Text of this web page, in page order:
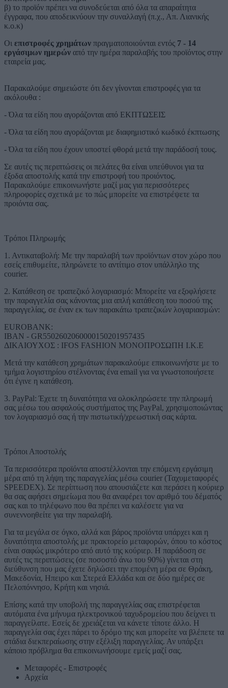
β) το προϊόν πρέπει να συνοδεύεται από όλα τα απαραίτητα
έγγραφα, που αποδεικνύουν την συναλλαγή (π.χ., Απ. Λιανικής
κ.ο.κ)
Οι επιστροφές χρημάτων πραγματοποιούνται εντός 7 - 14
εργάσιμων ημερών από την ημέρα παραλαβής του προϊόντος στην
εταιρεία μας.
Παρακαλούμε σημειώστε ότι δεν γίνονται επιστροφές για τα
ακόλουθα :
- Όλα τα είδη που αγοράζονται από ΕΚΠΤΩΣΕΙΣ
- Όλα τα είδη που αγοράζονται με διαφημιστικό κωδικό έκπτωσης
- Όλα τα είδη που έχουν υποστεί φθορά μετά την παράδοσή τους.
Σε αυτές τις περιπτώσεις οι πελάτες θα είναι υπεύθυνοι για τα
έξοδα αποστολής κατά την επιστροφή του προιόντος.
Παρακαλούμε επικοινωνήστε μαζί μας για περισσότερες
πληροφορίες σχετικά με το πώς μπορείτε να επιστρέψετε τα
προιόντα σας.
Τρόποι Πληρωμής
1. Αντικαταβολή: Με την παραλαβή των προϊόντων στον χώρο που
εσείς επιθυμείτε, πληρώνετε το αντίτιμο στον υπάλληλο της
courier.
2. Κατάθεση σε τραπεζικό λογαριασμό: Μπορείτε να εξοφλήσετε
την παραγγελία σας κάνοντας μια απλή κατάθεση του ποσού της
παραγγελίας, σε έναν εκ των παρακάτω τραπεζικών λογαριασμών:
EUROBANK:
IBAN - GR5502602060000150201957435
ΔΙΚΑΙΟΥΧΟΣ : IFOS FASHION ΜΟΝΟΠΡΟΣΩΠΗ Ι.Κ.Ε
Μετά την κατάθεση χρημάτων παρακαλούμε επικοινωνήστε με το
τμήμα λογιστηρίου στέλνοντας ένα email για να γνωστοποιήσετε
ότι έγινε η κατάθεση.
3. PayPal: Έχετε τη δυνατότητα να ολοκληρώσετε την πληρωμή
σας μέσω του ασφαλούς συστήματος της PayPal, χρησιμοποιώντας
τον λογαριασμό σας ή την πιστωτική/χρεωστική σας κάρτα.
Τρόποι Αποστολής
Τα περισσότερα προϊόντα αποστέλλονται την επόμενη εργάσιμη
μέρα από τη λήψη της παραγγελίας μέσω courier (Ταχυμεταφορές
SPEEDEX). Σε περίπτωση που απουσιάζετε και περάσει η κούριερ
θα σας αφήσει σημείωμα που θα αναφέρει τον αριθμό του δέματός
σας και το τηλέφωνο που θα πρέπει να καλέσετε για να
συνεννοηθείτε για την παραλαβή.
Για τα μεγάλα σε όγκο, αλλά και βάρος προϊόντα υπάρχει και η
δυνατότητα αποστολής με πρακτορείο μεταφορών, όπου το κόστος
είναι σαφώς μικρότερο από αυτό της κούριερ. Η παράδοση σε
αυτές τις περιπτώσεις (σε ποσοστό άνω του 90%) γίνεται στη
διεύθυνση που μας έχετε δηλώσει την επομένη μέρα σε Θράκη,
Μακεδονία, Ηπειρο και Στερεά Ελλάδα και σε δύο ημέρες σε
Πελοπόννησο, Κρήτη και νησιά.
Επίσης κατά την υποβολή της παραγγελίας σας επιστρέφεται
αυτόματα ένα μήνυμα ηλεκτρονικού ταχυδρομείου που δείχνει τι
παραγγείλατε. Εσείς δε χρειάζεται να κάνετε τίποτε άλλο. Η
παραγγελία σας έχει πάρει το δρόμο της και μπορείτε να βλέπετε τα
στάδια διεκπεραίωσης στην εξέλιξη παραγγελίας. Αν υπάρξει
κάποιο πρόβλημα θα επικοινωνήσουμε εμείς μαζί σας.
Μεταφορές - Επιστροφές
Αρχεία